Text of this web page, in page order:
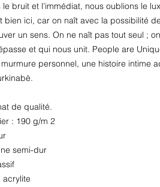
le bruit et l'immédiat, nous oublions le
bien ici, car on naît avec la possibilité
un sens. On ne naît pas tout seul ;
et qui nous unit. People are
personnel, une histoire intime
de qualité.
: 190 g/m 2
semi-dur
acrylite